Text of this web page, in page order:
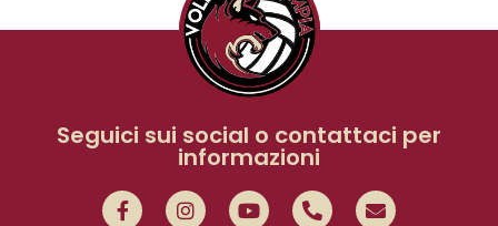
Seguici sui social o contattaci per
informazioni